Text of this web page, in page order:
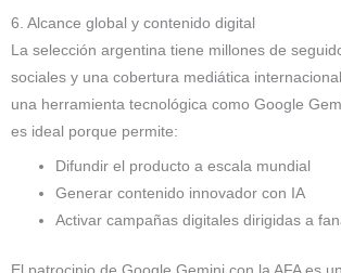
6. Alcance global y contenido digital
La selección argentina tiene millones de
sociales y una cobertura mediática
una herramienta tecnológica como Google
es ideal porque permite:
Difundir el producto a escala mundial
Generar contenido innovador con IA
Activar campañas digitales dirigidas a